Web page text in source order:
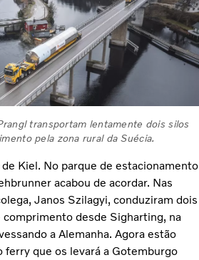
transportam lentamente dois silos
pela zona rural da Suécia.
Kiel. No parque de estacionamento
acabou de acordar. Nas
Janos Szilagyi, conduziram dois
desde Sigharting, na
a Alemanha. Agora estão
ferry que os levará a Gotemburgo